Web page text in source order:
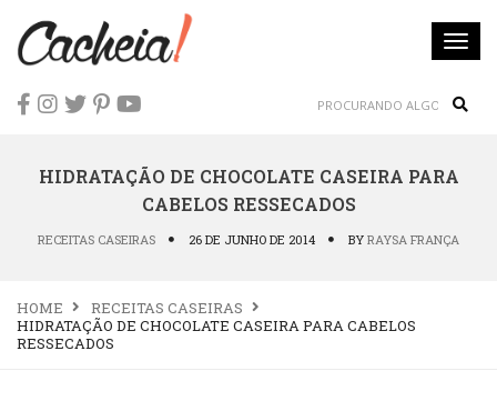
HIDRATAÇÃO DE CHOCOLATE CASEIRA PARA
CABELOS RESSECADOS
RECEITAS CASEIRAS 26 DE JUNHO DE 2014 BY RAYSA FRANÇA
HOME
RECEITAS CASEIRAS
HIDRATAÇÃO DE CHOCOLATE CASEIRA PARA CABELOS
RESSECADOS